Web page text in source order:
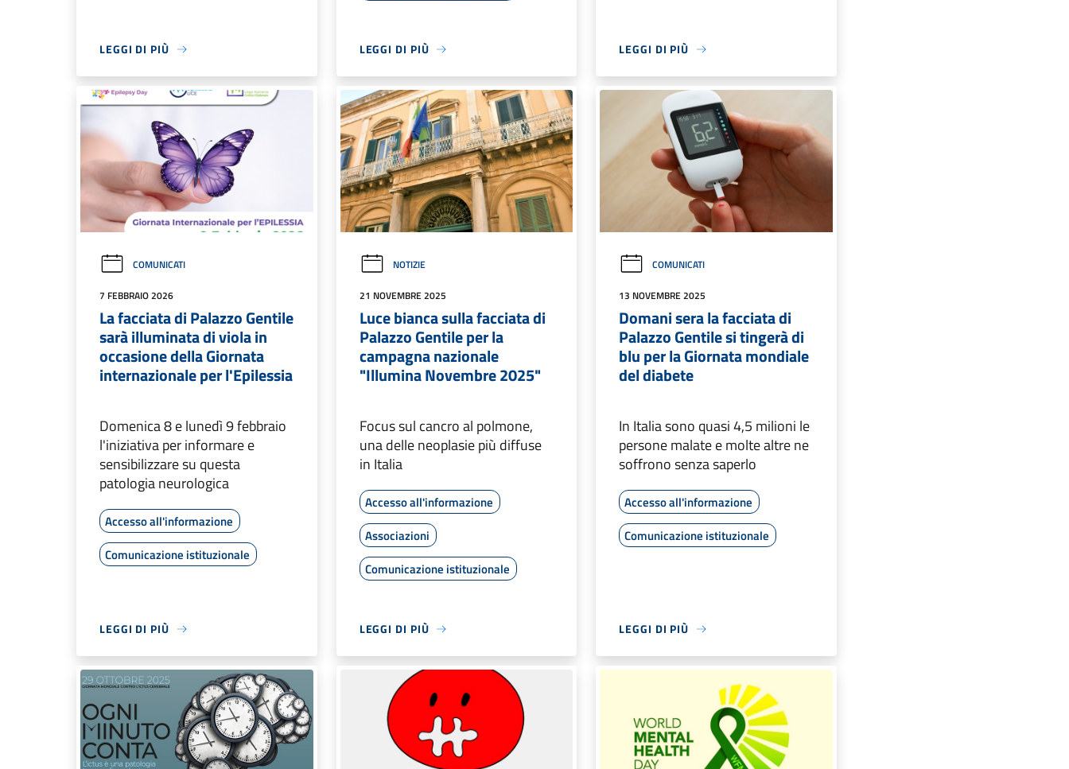
LEGGI DI PIÙ LEGGI DI PIÙ LEGGI DI PIÙ
COMUNICATI
7 FEBBRAIO 2026
La facciata di Palazzo Gentile
sarà illuminata di viola in
occasione della Giornata
internazionale per l'Epilessia
Domenica 8 e lunedì 9 febbraio
l'iniziativa per informare e
sensibilizzare su questa
patologia neurologica
Accesso all'informazione
Comunicazione istituzionale
LEGGI DI PIÙ
NOTIZIE
21 NOVEMBRE 2025
Luce bianca sulla facciata di
Palazzo Gentile per la
campagna nazionale
"Illumina Novembre 2025"
Focus sul cancro al polmone,
una delle neoplasie più diffuse
in Italia
Accesso all'informazione
Associazioni
Comunicazione istituzionale
LEGGI DI PIÙ
COMUNICATI
13 NOVEMBRE 2025
Domani sera la facciata di
Palazzo Gentile si tingerà di
blu per la Giornata mondiale
del diabete
In Italia sono quasi 4,5 milioni le
persone malate e molte altre ne
soffrono senza saperlo
Accesso all'informazione
Comunicazione istituzionale
LEGGI DI PIÙ